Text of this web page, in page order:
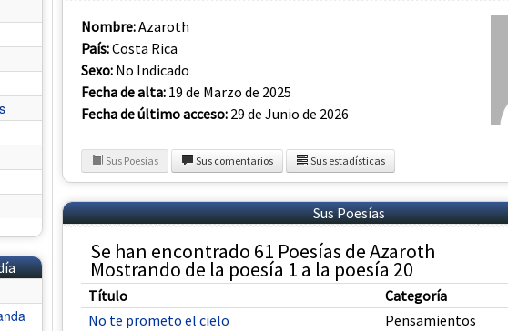
Nombre:Azaroth
País:Costa Rica
Sexo: No Indicado
Fecha de alta: 19 de Marzo de 2025
Fecha de último acceso: 29 de Junio de 2026
Sus Poesias Sus comentarios Sus estadísticas
Sus Poesías
Se han encontrado 61 Poesías de Azaroth
Mostrando de la poesía 1 a la poesía 20
Título Categoría
No te prometo el cielo
Pensamientos